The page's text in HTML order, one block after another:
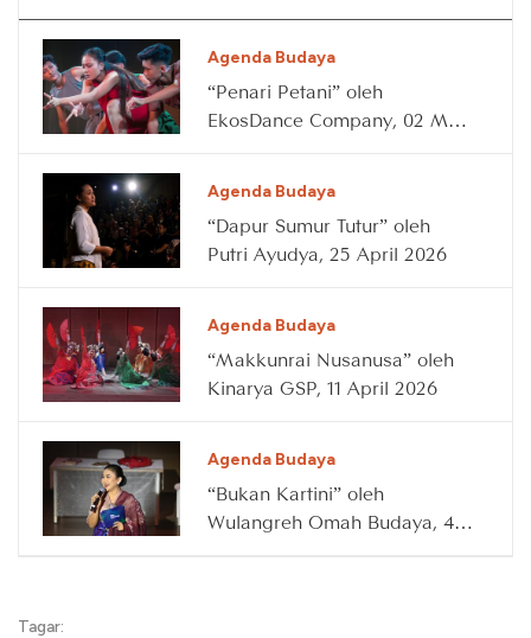
Agenda Budaya
“Penari Petani” oleh
EkosDance Company, 02 May
Agenda Budaya
“Dapur Sumur Tutur” oleh
Putri Ayudya, 25 April 2026
Agenda Budaya
“Makkunrai Nusanusa” oleh
Kinarya GSP, 11 April 2026
Agenda Budaya
“Bukan Kartini” oleh
Wulangreh Omah Budaya, 4
Tagar: